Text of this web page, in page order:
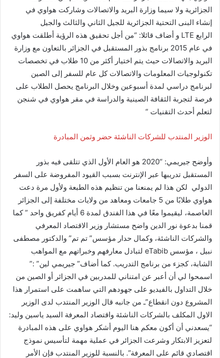
الجزائرية ولا سيما وزارة البريد والاتصالات وشاركت هواوي في
إنشاء البنى التحتية الجزائرية للجيل الثاني والثالث والجيل
الرابع LTE و أضاف قائلا: “من أجل تحقيق هذه الرؤية أطلقت هواوي
في عام 2015 برنامج بذور المستقبل في الجزائر بالتعاون مع وزارة
البريد والاتصالات حيث يتم اختيار أكثر من 10 طلاب في تخصصات
تكنولوجيات المعلومات والاتصالات كل عام للسفر إلى الصين
لبرنامج دراسي لمدة أسبوعين وخلال البرنامج يحصل الطلاب على
فرصة لتجربة الثقافة الصينية والدراسة في مقر هواوي في شنجن
لتعلم أحدث التقنيات “
الوزير المنتدب للشركات الناشئة حضر وثمن المبادرة
وأوضح جيريمي: “2020 هو العام الأول الذي تتلقى فيه بذور
المستقبل تدريبها عبر الإنترنت بسبب القيود المفروضة على السفر
الدولي لكن هذا لم يمنعنا من تنظيم هذه الطبعة ولأول مرة دعت
هواوي طلابًا من 5 جامعات ومعاهد من ولايات مختلفة إلى الجزائر
العاصمة، ليقيموا معًا في هذا الفندق لمدة 6 أيام كفريق واحد ” كما
قمنا بدعوة نور الدين واضح مستشار وزير الاقتصاد المعرفي
والشركات الناشئة، وكمال حدار مؤسس” تم تم” والدكتور مصطفى
نبيل ، مؤسس eTabib لتبادل معارفهم وخبراتهم مع المواهب
الشابة، كجزء من برنامج التدريب. كما أضاف” جيريمي لين” :”
اسمحوا لي أن أعبر عن امتناني للمدربين في الجزائر أو الصين من
خلال التداول بالفيديو على جهودهم التي ساهمت على استمرار هذا
المشروع دون انقطاع”ـ من جانبه قال الوزير المنتدب لدى الوزير
الاول المكلف بالشركات الناشئة واقتصاد المعرفة السيد ياسين وليد:
“يسعدني أن أكون معكم هنا اليوم أشكر هواوي على هذه المبادرة
لتعزيز الابتكار وشرعت الجزائر في عملية مهمة لتأسيس نموذج
اقتصادي قائم على المعرفة”. بالنسبة للوزير المنتدب فإن الأمر